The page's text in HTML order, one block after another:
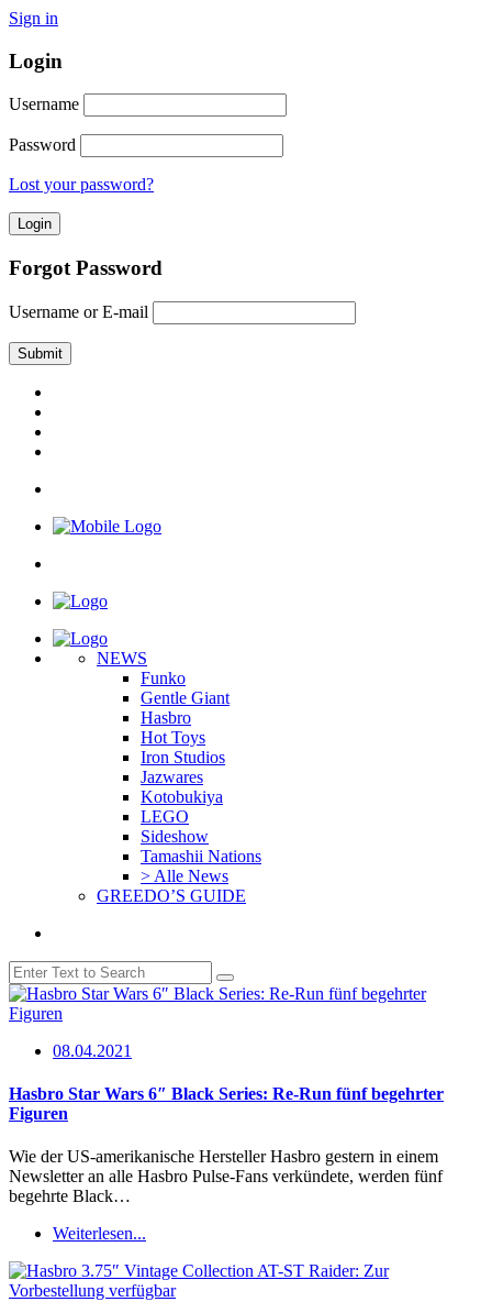
Sign in
Login
Username
Password
Lost your password?
Forgot Password
Username or E-mail
NEWS
Funko
Gentle Giant
Hasbro
Hot Toys
Iron Studios
Jazwares
Kotobukiya
LEGO
Sideshow
Tamashii Nations
> Alle News
GREEDO’S GUIDE
08.04.2021
Hasbro Star Wars 6″ Black Series: Re-Run fünf begehrter
Figuren
Wie der US-amerikanische Hersteller Hasbro gestern in einem
Newsletter an alle Hasbro Pulse-Fans verkündete, werden fünf
begehrte Black…
Weiterlesen...